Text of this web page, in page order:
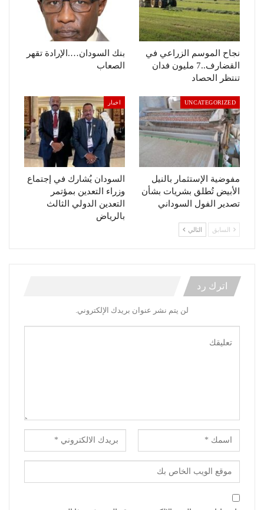
نجاح الموسم الزراعي في
القضارف..7 مليون فدان
تنتظر الحصاد
بنك السودان….الإرادة تقهر
الصعاب
UNCATEGORIZED
مفوضية الإستثمار بالنيل
الأبيض تُطلق بشريات بشأن
تصدير الفول السوداني
اخبار
السودان يُشارك في إجتماع
وزراء التعدين بمؤتمر
التعدين الدولي الثالث
بالرياض
السابق التالي
اترك رد
لن يتم نشر عنوان بريدك الإلكتروني.